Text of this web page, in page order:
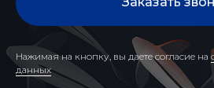
Нажимая на кнопку, вы даете согласие на
данных